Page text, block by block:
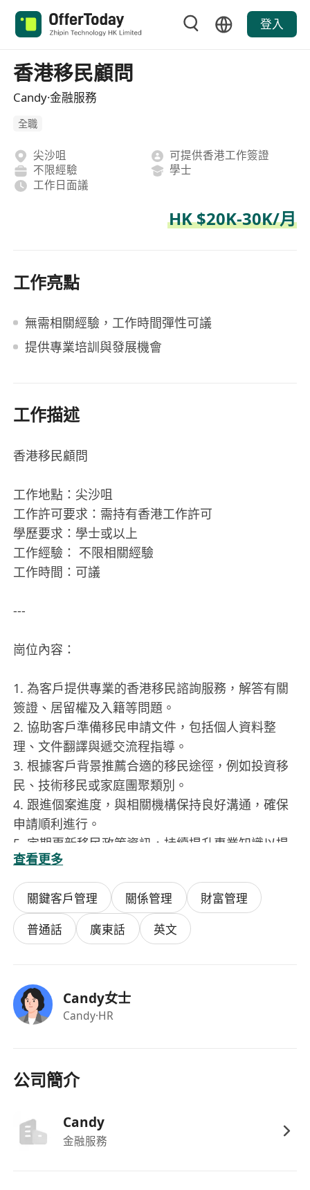
登入
香港移民顧問
Candy·金融服務
全職
尖沙咀
可提供香港工作簽證
不限經驗
學士
工作日面議
HK $20K-30K/月
工作亮點
無需相關經驗，工作時間彈性可議
提供專業培訓與發展機會
工作描述
香港移民顧問
工作地點：尖沙咀
工作許可要求：需持有香港工作許可
學歷要求：學士或以上
工作經驗： 不限相關經驗
工作時間：可議
---
崗位內容：
1. 為客戶提供專業的香港移民諮詢服務，解答有關
簽證、居留權及入籍等問題。
2. 協助客戶準備移民申請文件，包括個人資料整
理、文件翻譯與遞交流程指導。
3. 根據客戶背景推薦合適的移民途徑，例如投資移
民、技術移民或家庭團聚類別。
4. 跟進個案進度，與相關機構保持良好溝通，確保
申請順利進行。
5. 定期更新移民政策資訊，持續提升專業知識以提
供準確建議。
---
工作要求：
2. 學士或以上學歷，主修法律、社會科學、金融或
相關領域者優先。
4. 具備良好的中文書寫及溝通能力，能處理雙語文
5. 工作態度細心負責有熱誠，具備較強的邏輯分析
與解決問題的能力。
查看更多
關鍵客戶管理 關係管理
財富管理
普通話
廣東話 英文
Candy女士
Candy·HR
公司簡介
Candy
金融服務